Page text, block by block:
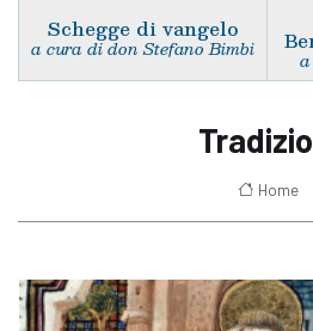
Schegge di vangelo
a cura di don Stefano Bimbi
Home